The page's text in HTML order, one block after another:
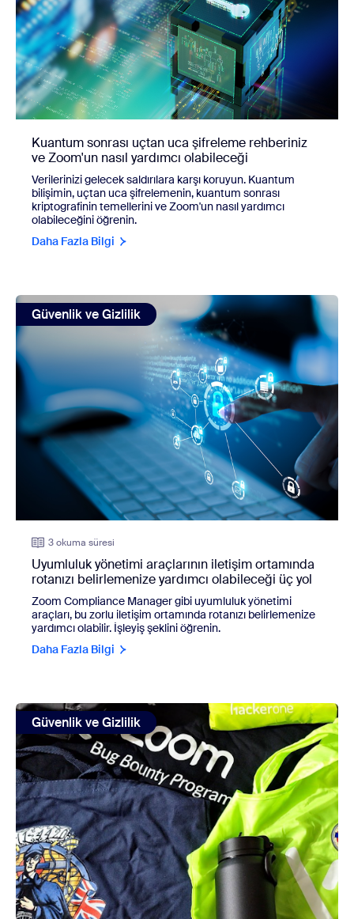
Kuantum sonrası uçtan uca şifreleme rehberiniz
ve Zoom'un nasıl yardımcı olabileceği
Verilerinizi gelecek saldırılara karşı koruyun. Kuantum
bilişimin, uçtan uca şifrelemenin, kuantum sonrası
kriptografinin temellerini ve Zoom'un nasıl yardımcı
olabileceğini öğrenin.
Daha Fazla Bilgi
view: Uyumluluk yönetimi araçlarının iletişim ortamında
Güvenlik ve Gizlilik
3 okuma süresi
Uyumluluk yönetimi araçlarının iletişim ortamında
rotanızı belirlemenize yardımcı olabileceği üç yol
Zoom Compliance Manager gibi uyumluluk yönetimi
araçları, bu zorlu iletişim ortamında rotanızı belirlemenize
yardımcı olabilir. İşleyiş şeklini öğrenin.
Daha Fazla Bilgi
view: Yıl değerlendirmesi: 2023 Hata Yakalama Ödül
Güvenlik ve Gizlilik